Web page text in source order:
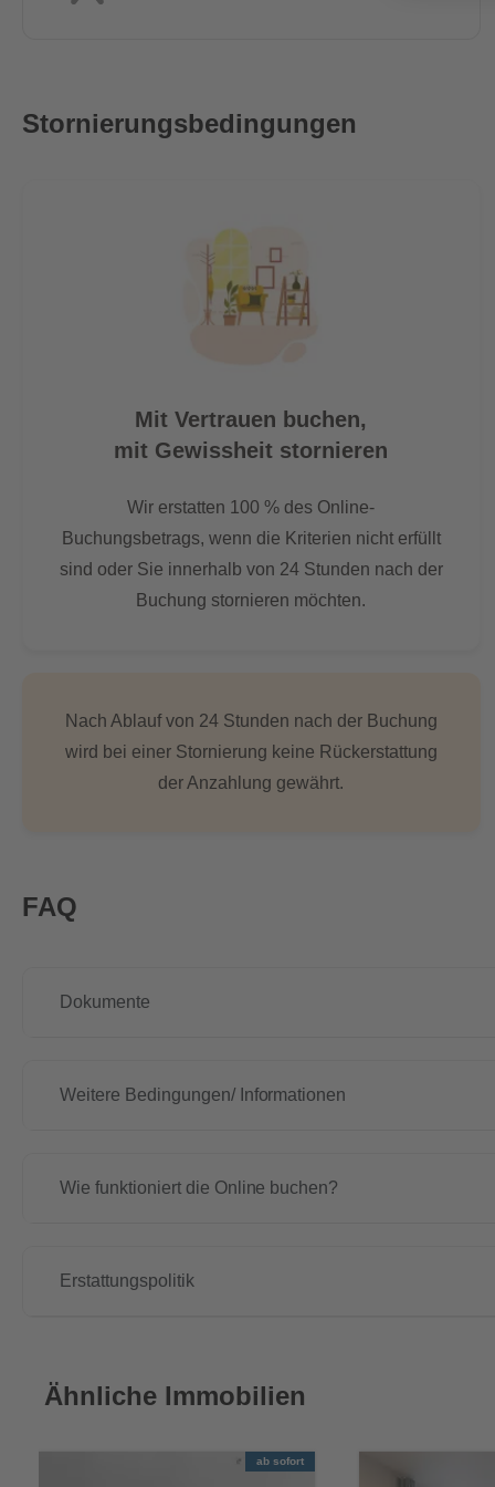
Stornierungsbedingungen
Mit Vertrauen buchen,
mit Gewissheit stornieren
Wir erstatten 100 % des Online-
Buchungsbetrags, wenn die Kriterien nicht erfüllt
sind oder Sie innerhalb von 24 Stunden nach der
Buchung stornieren möchten.
Nach Ablauf von 24 Stunden nach der Buchung
wird bei einer Stornierung keine Rückerstattung
der Anzahlung gewährt.
FAQ
Dokumente
Weitere Bedingungen/ Informationen
Wie funktioniert die Online buchen?
Erstattungspolitik
Ähnliche Immobilien
ab sofort